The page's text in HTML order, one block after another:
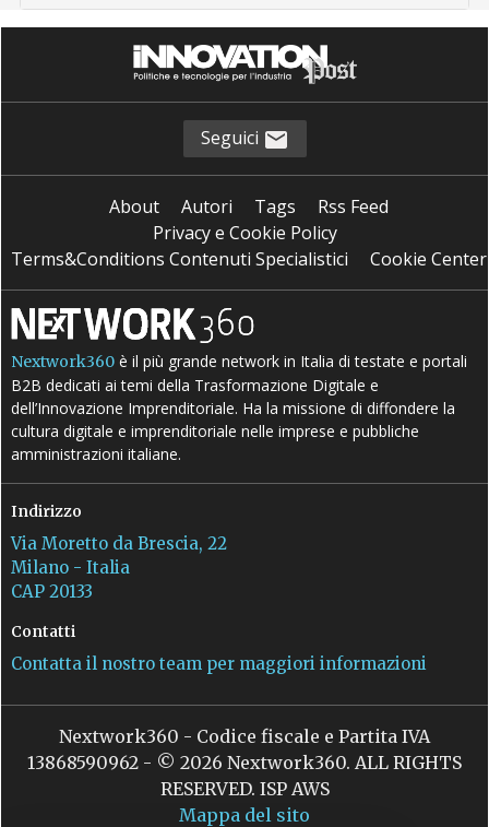
Seguici
About Autori Tags
Rss Feed
Privacy e Cookie Policy
Terms&Conditions Contenuti Specialistici
Cookie Center
Nextwork360 è il più grande network in Italia di testate e portali
B2B dedicati ai temi della Trasformazione Digitale e
dell’Innovazione Imprenditoriale. Ha la missione di diffondere la
cultura digitale e imprenditoriale nelle imprese e pubbliche
amministrazioni italiane.
Indirizzo
Via Moretto da Brescia, 22
Milano - Italia
CAP 20133
Contatti
Contatta il nostro team per maggiori informazioni
Nextwork360 - Codice fiscale e Partita IVA
13868590962 - © 2026 Nextwork360. ALL RIGHTS
RESERVED. ISP AWS
Mappa del sito